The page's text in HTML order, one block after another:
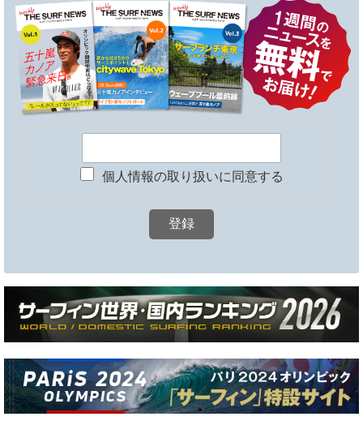
個人情報の取り扱いに同意する